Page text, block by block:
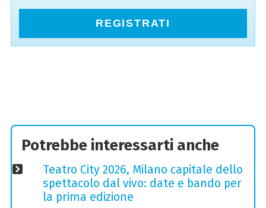
REGISTRATI
Potrebbe interessarti anche
Teatro City 2026, Milano capitale dello
spettacolo dal vivo: date e bando per
la prima edizione